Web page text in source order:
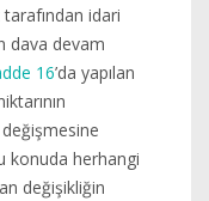
idari
dava devam
16’da yapılan
konuda herhangi
değişikliğin